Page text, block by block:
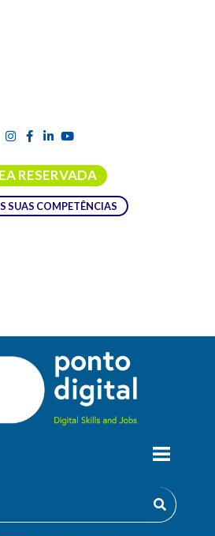
RESERVADA
SUAS COMPETÊNCIAS